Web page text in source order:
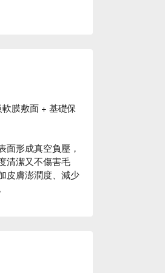
膜敷面 + 基礎保
面形成真空負壓，
清潔又不傷害毛
皮膚澎潤度、減少